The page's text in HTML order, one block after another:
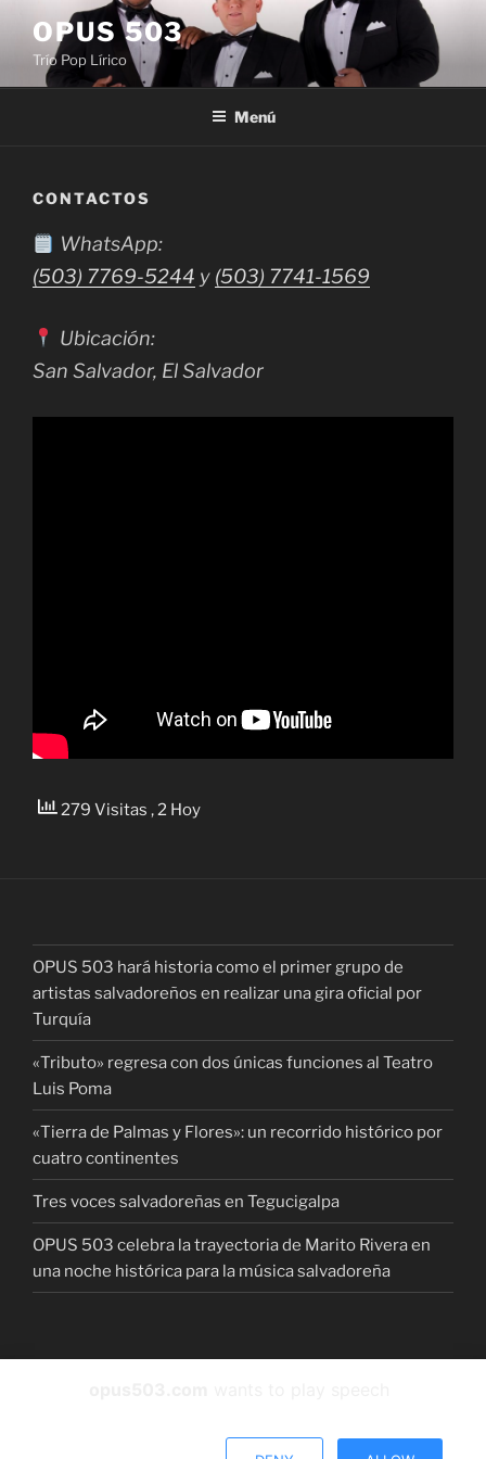
contenido
OPUS 503
Trío Pop Lírico
Menú
CONTACTOS
WhatsApp:
(503) 7769-5244 y (503) 7741-1569
Ubicación:
San Salvador, El Salvador
279 Visitas , 2 Hoy
OPUS 503 hará historia como el primer grupo de
artistas salvadoreños en realizar una gira oficial por
Turquía
«Tributo» regresa con dos únicas funciones al Teatro
Luis Poma
«Tierra de Palmas y Flores»: un recorrido histórico por
cuatro continentes
Tres voces salvadoreñas en Tegucigalpa
OPUS 503 celebra la trayectoria de Marito Rivera en
una noche histórica para la música salvadoreña